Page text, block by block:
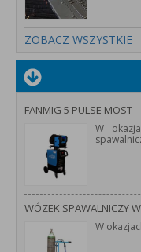
ZOBACZ WSZYSTKIE
FANMIG 5 PULSE MOST
W
WÓZEK SPAWALNICZY
W